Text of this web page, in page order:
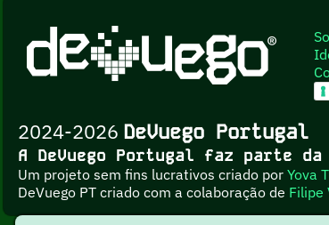
2024-2026 DeVuego Portugal
A DeVuego Portugal faz parte da
Um projeto sem fins lucrativos criado porYova
DeVuego PT criado com a colaboração de Filipe